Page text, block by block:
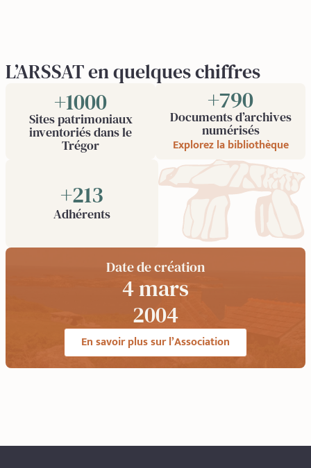
L’ARSSAT en quelques chiffres
+1000
Sites patrimoniaux
inventoriés dans le
Trégor
+1000
Documents d’archives
numérisés
Explorez la bibliothèque
+352
Adhérents
Date de création
4 mars
1986
En savoir plus sur l’Association